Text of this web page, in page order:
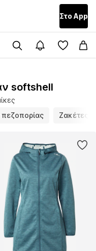
Στο Αpp
softshell
Ζακέτες